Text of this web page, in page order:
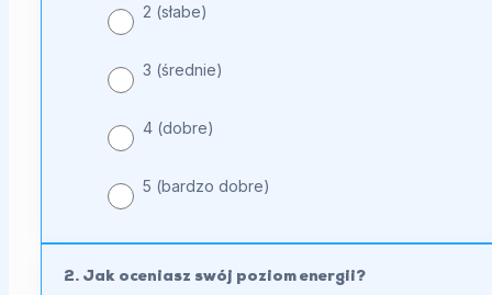
męskiego2 (słabe)
3 (średnie)
4 (dobre)
5 (bardzo dobre)
2. Jak oceniasz swój poziom energii?